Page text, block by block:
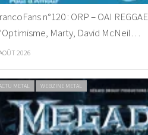
n°120 : ORP – OAI
Marty, David McNeil…
2026
METAL WEBZINE METAL